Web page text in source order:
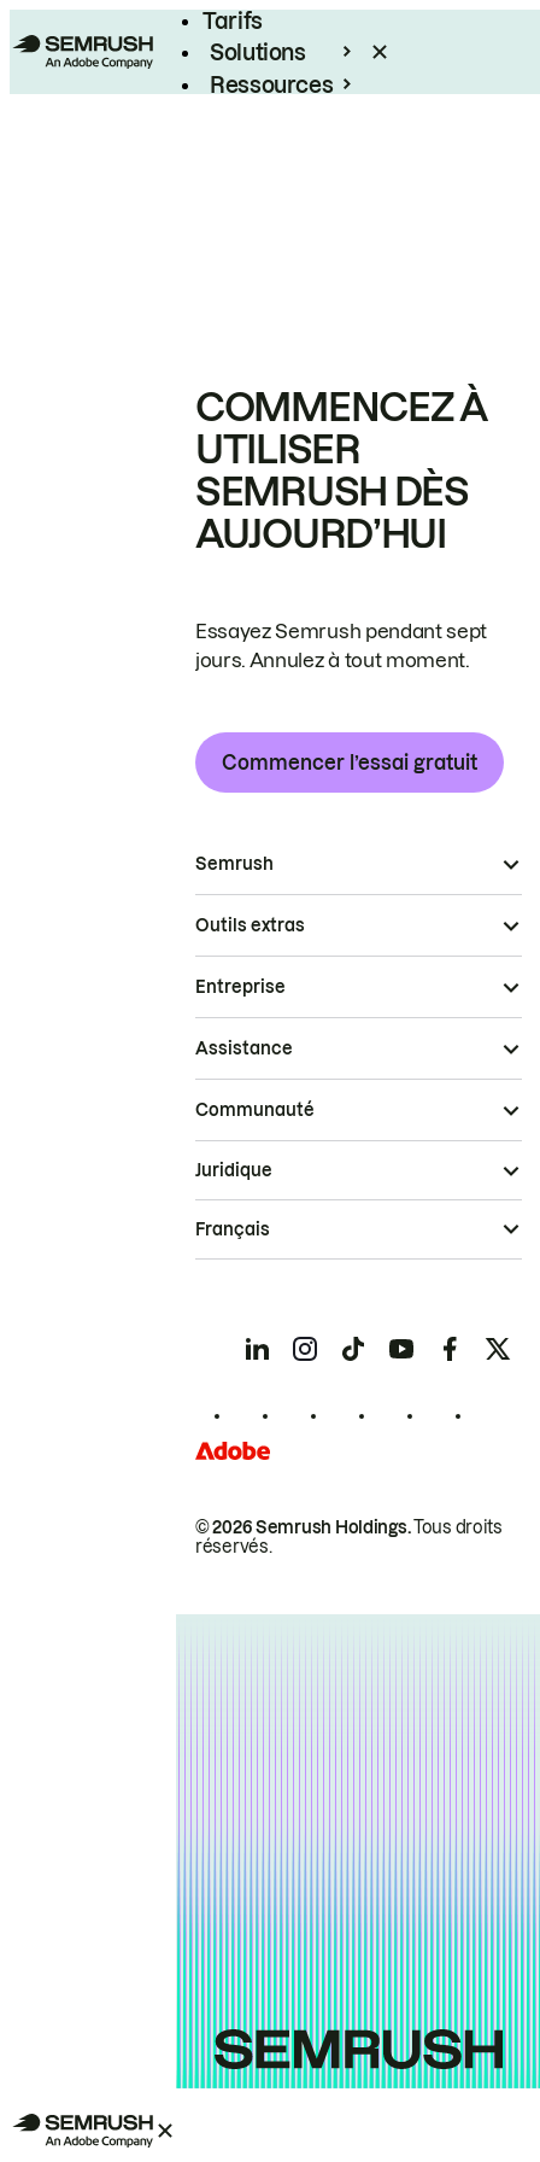
Tarifs
Solutions
Ressources
COMMENCEZ À
UTILISER
SEMRUSH DÈS
AUJOURD’HUI
Essayez Semrush pendant sept
jours. Annulez à tout moment.
Commencer l’essai gratuit
Semrush
Outils extras
Entreprise
Assistance
Communauté
© 2026 Semrush Holdings.Tous droits
réservés.
Juridique
Français